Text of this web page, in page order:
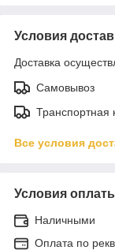
Условия
Доставка
Самовывоз
Транспортная
Все условия
Условия
Наличными
Оплата по